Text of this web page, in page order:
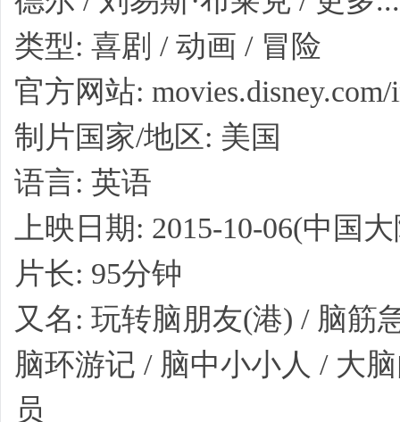
类型: 喜剧 / 动画 / 冒险
官方网站: movies.disney.com/
制片国家/地区: 美国
语言: 英语
上映日期: 2015-10-06(中国
片长: 95分钟
又名: 玩转脑朋友(港) / 脑筋
脑环游记 / 脑中小小人 / 大
员